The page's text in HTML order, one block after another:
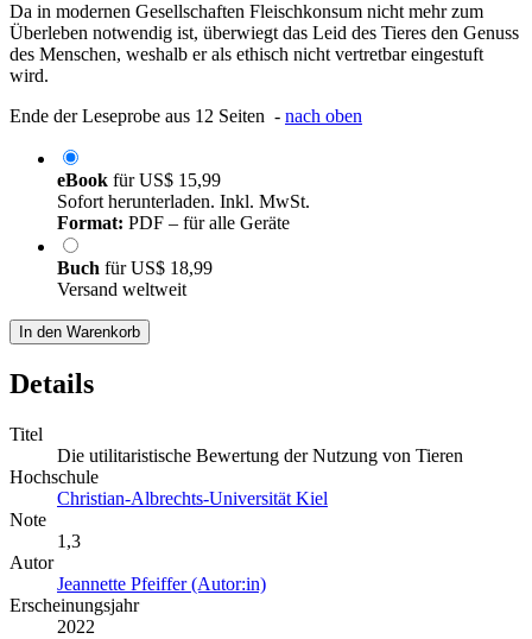
Da in modernen Gesellschaften Fleischkonsum nicht mehr zum
Überleben notwendig ist, überwiegt das Leid des Tieres den Genuss
des Menschen, weshalb er als ethisch nicht vertretbar eingestuft
wird.
Ende der Leseprobe aus 12 Seiten - nach oben
eBook fürUS$ 15,99
Sofort herunterladen. Inkl. MwSt.
Format: PDF – für alle Geräte
Buch fürUS$ 18,99
Versand weltweit
In den Warenkorb
Details
Titel
Die utilitaristische Bewertung der Nutzung von Tieren
Hochschule
Christian-Albrechts-Universität Kiel
Note
1,3
Autor
Jeannette Pfeiffer (Autor:in)
Erscheinungsjahr
2022